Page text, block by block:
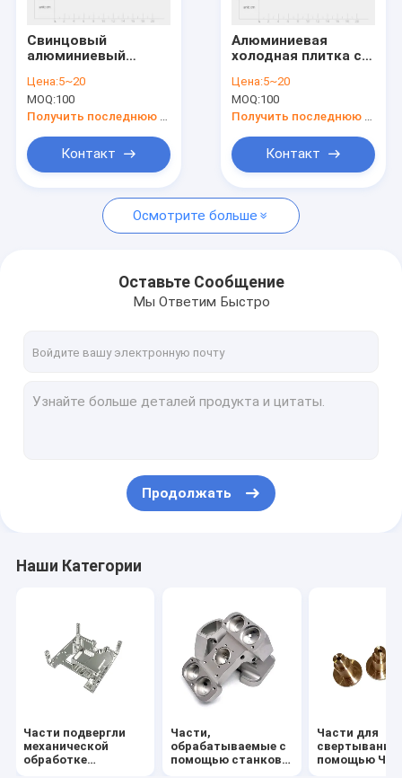
Блог
Запросите цитату
Части, обрабатываемые с помощью станков с ЧПУ
Алюминиевое снабжение жилищем заливки формы
Skived теплоотвод ребра
Теплоотводы на холодной пластине
выполненные на заказ весны
Свинцовый
алюминиевый
охлаждающий
холодной пластины
тепловая раковина
экстремального
контроля
температуры
Цена:5~20
MOQ:100
Получить последнюю цену
Контакт
Алюминиевая
холодная плитка с
теплоотводом для
оптимизированной
теплопередачи
Цена:5~20
MOQ:100
Получить последнюю цену
Контакт
Осмотрите больше
Оставьте Сообщение
Мы Ответим Быстро
Продолжать
Наши Категории
Части подвергли
механической
обработке
Части,
обрабатываемые с
помощью станков с
Части для
свертывания
помощью ЧПУ